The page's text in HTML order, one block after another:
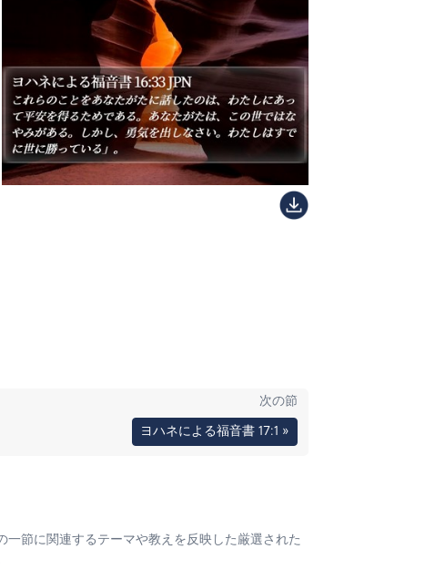
次の節
ヨハネによる福音書 17:1 »
節に関連するテーマや教えを反映した厳選された